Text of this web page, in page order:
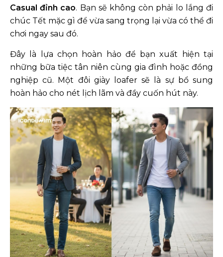
Casual đỉnh cao. Bạn sẽ không còn phải lo lắng đi
chúc Tết mặc gì để vừa sang trọng lại vừa có thể đi
chơi ngay sau đó.
Đây là lựa chọn hoàn hảo để bạn xuất hiện tại
những bữa tiệc tân niên cùng gia đình hoặc đồng
nghiệp cũ. Một đôi giày loafer sẽ là sự bổ sung
hoàn hảo cho nét lịch lãm và đầy cuốn hút này.